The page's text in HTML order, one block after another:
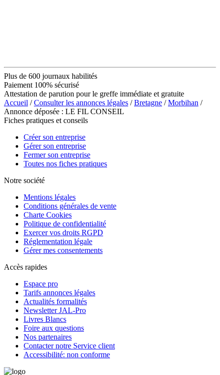
Plus de 600 journaux habilités
Paiement 100% sécurisé
Attestation de parution pour le greffe immédiate et gratuite
Accueil /Consulter les annonces légales /Bretagne /Morbihan /
Annonce déposée : LE FIL CONSEIL
Fiches pratiques et conseils
Créer son entreprise
Gérer son entreprise
Fermer son entreprise
Toutes nos fiches pratiques
Notre société
Mentions légales
Conditions générales de vente
Charte Cookies
Politique de confidentialité
Exercer vos droits RGPD
Réglementation légale
Gérer mes consentements
Accès rapides
Espace pro
Tarifs annonces légales
Actualités formalités
Newsletter JAL-Pro
Livres Blancs
Foire aux questions
Nos partenaires
Contacter notre Service client
Accessibilité: non conforme